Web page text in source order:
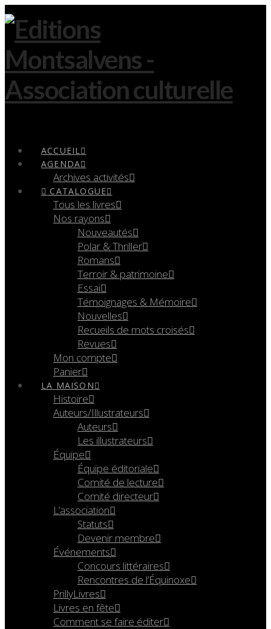
ACCUEIL
AGENDA
Archives activités
CATALOGUE
Tous les livres
Nos rayons
Nouveautés
Polar & Thriller
Romans
Terroir & patrimoine
Essai
Témoignages & Mémoire
Nouvelles
Recueils de mots croisés
Revues
Mon compte
Panier
LA MAISON
Histoire
Auteurs/Illustrateurs
Auteurs
Les illustrateurs
Équipe
Équipe éditoriale
Comité de lecture
Comité directeur
L’association
Statuts
Devenir membre
Événements
Concours littéraires
Rencontres de l’Équinoxe
PrillyLivres
Livres en fête
Comment se faire éditer